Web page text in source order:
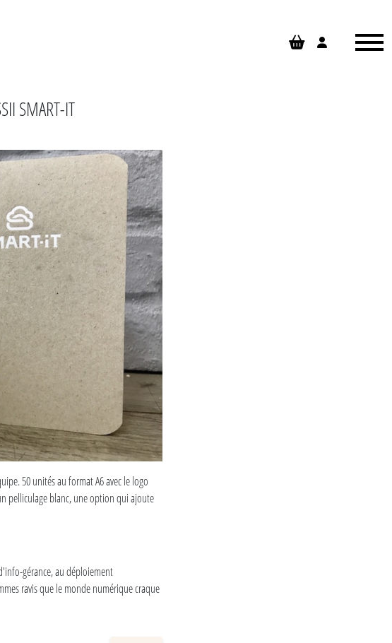
SMART-IT
50 unités au format A6 avec le logo
pelliculage blanc, une option qui ajoute
gérance, au déploiement
ravis que le monde numérique craque